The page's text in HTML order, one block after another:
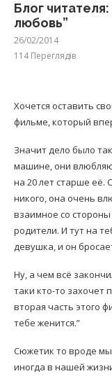
Блог
любовь”
26/02/2014
114Переглядів
Хочется оставить
фильме, который
Значит дело было
машине, они
на 20 лет старше её.
никого, она очень
взаимное со стороны
родители. И тут на
девушка, и он
Ну, а чем всё
таки кто-то захочет
вторая часть этого
тебе женится.”
Сюжетик то вроде
иногда в нашей